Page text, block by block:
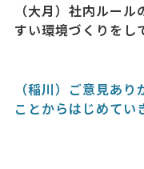
（大月）社内ルー
すい環境づくりをし
（稲川）ご意見あ
ことからはじめてい